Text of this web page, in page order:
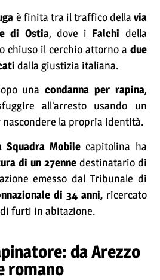
è finita tra il traffico della via
di Ostia, dove i Falchi della
chiuso il cerchio attorno a due
dalla giustizia italiana.
unacondanna per rapina,
all’arresto usando un
nascondere la propria identità.
Mobile capitolina ha
di un 27ennedestinatario di
emesso dal Tribunale di
di 34 anni,ricercato
furti in abitazione.
da Arezzo
romano